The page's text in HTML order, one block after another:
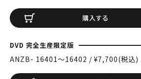
購入する
DVD 完全生産限定版
ANZB- 16401〜16402 / ¥7,700(税込)